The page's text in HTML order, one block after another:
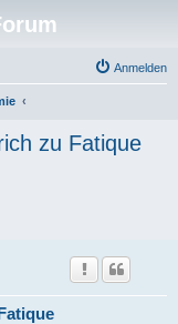
Anmelden
zu Fatique